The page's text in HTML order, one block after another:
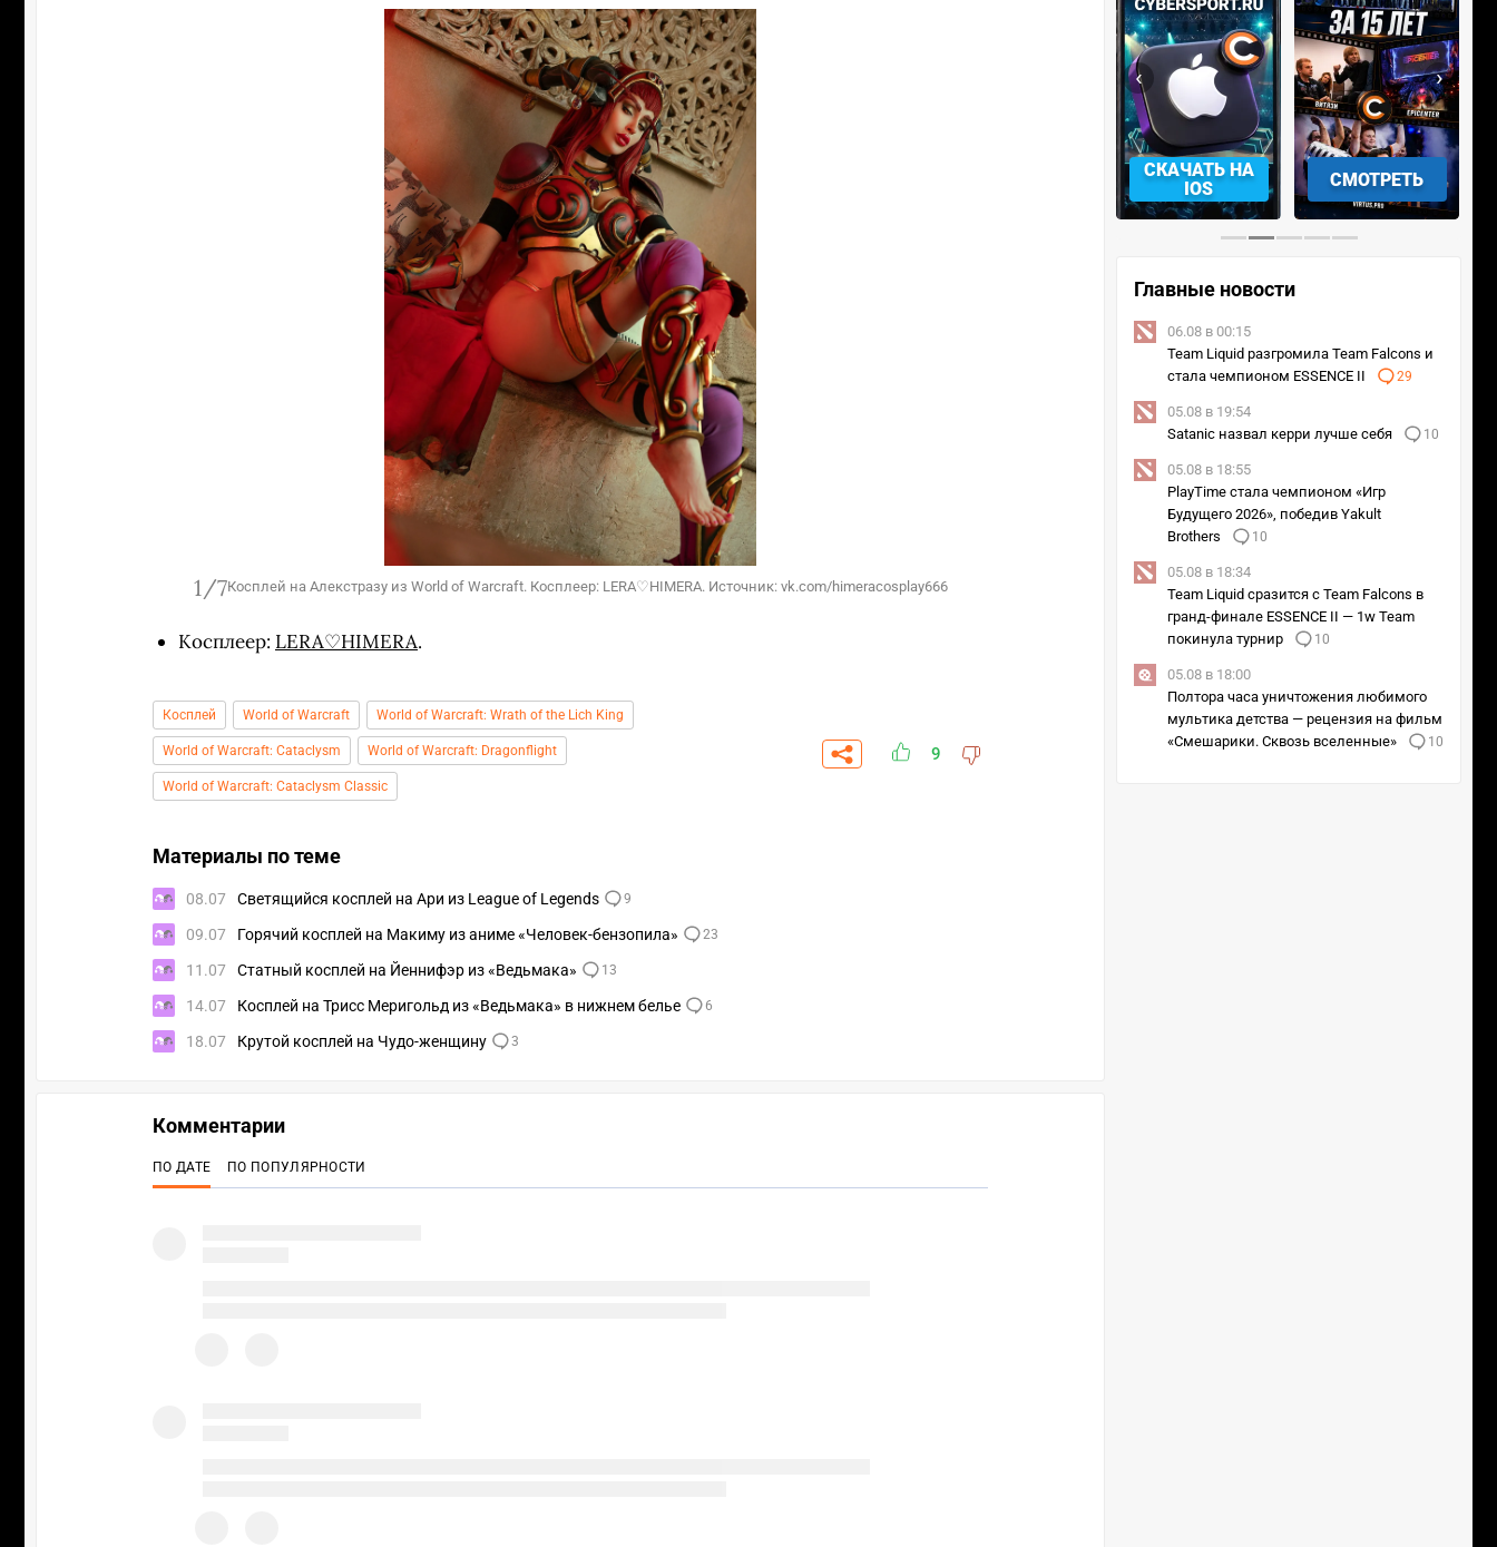
1/7Косплей на Алекстразу из World of Warcraft. Косплеер: LERA♡HIMERA. Источник: vk.com/himeracosplay666 Косплей на Алекстразу из World of Warcraft. Косплеер:
Косплеер: LERA♡HIMERA.
Косплей World of Warcraft World of Warcraft: Wrath of the Lich King
World of Warcraft: Cataclysm World of Warcraft: Dragonflight
World of Warcraft: Cataclysm Classic
9
Материалы по теме
08.07 Светящийся косплей на Ари из League of Legends 9
09.07 Горячий косплей на Макиму из аниме «Человек-бензопила» 23
11.07 Статный косплей на Йеннифэр из «Ведьмака» 13
14.07 Косплей на Трисс Меригольд из «Ведьмака» в нижнем белье 6
18.07 Крутой косплей на Чудо-женщину 3
УЧАСТВОВАТЬ ЗАБРАТЬ СМОТРЕТЬ УЧАСТВОВАТЬ
‹ ›
Главные новости
06.08 в 00:15
Team Liquid разгромила Team Falcons и
стала чемпионом ESSENCE II
29
05.08 в 19:54
Satanic назвал керри лучше себя
10
05.08 в 18:55
PlayTime стала чемпионом «Игр
Будущего 2026», победив Yakult
Brothers
10
05.08 в 18:34
Team Liquid сразится с Team Falcons в
гранд-финале ESSENCE II — 1w Team
покинула турнир
10
05.08 в 18:00
Полтора часа уничтожения любимого
мультика детства — рецензия на фильм
«Смешарики. Сквозь вселенные»
10
Комментарии
ПО ДАТЕ ПО ПОПУЛЯРНОСТИ